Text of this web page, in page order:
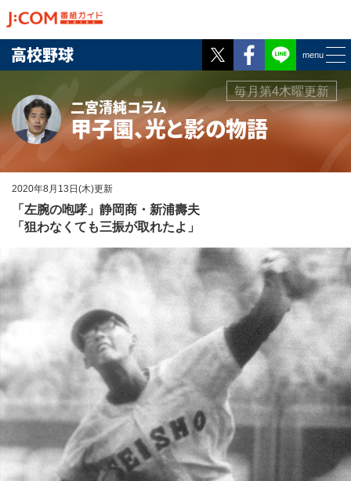
Twitter
Facebook
menu
高校野球
二宮清純コラム
甲子園、光と影の物語
毎月第4木曜更新
2020年8月13日(木)更新
「左腕の咆哮」静岡商・新浦壽夫
「狙わなくても三振が取れたよ」